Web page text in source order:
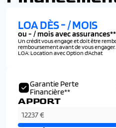
Garantie Perte
Financière**
APPORT
LOA DÈS-/ MOIS
ou - / mois avec assurances**
Un crédit vous engage et doit être
remboursement avant de vous engager.
LOA: Location avec Option d'Achat